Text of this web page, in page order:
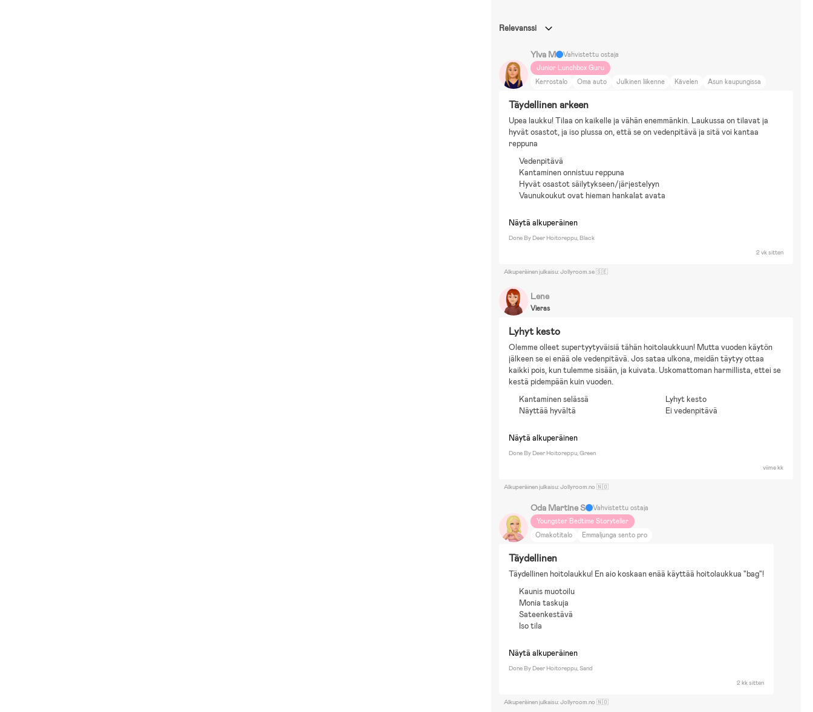
Relevanssi
Ylva M
Vahvistettu ostaja
Junior Lunchbox Guru
Kerrostalo
Oma auto Julkinen liikenne Kävelen
Asun kaupungissa
Täydellinen arkeen
Upea laukku! Tilaa on kaikelle ja vähän enemmänkin. Laukussa on tilavat ja
hyvät osastot, ja iso plussa on, että se on vedenpitävä ja sitä voi kantaa
reppuna
Vedenpitävä
Kantaminen onnistuu reppuna
Hyvät osastot säilytykseen/järjestelyyn
Vaunukoukut ovat hieman hankalat avata
Näytä alkuperäinen
Done By Deer Hoitoreppu, Black
2 vk sitten
Alkuperäinen julkaisu: Jollyroom.se 🇸🇪
Lene
Vieras
Lyhyt kesto
Olemme olleet supertyytyväisiä tähän hoitolaukkuun! Mutta vuoden käytön
jälkeen se ei enää ole vedenpitävä. Jos sataa ulkona, meidän täytyy ottaa
kaikki pois, kun tulemme sisään, ja kuivata. Uskomattoman harmillista, ettei se
kestä pidempään kuin vuoden.
Kantaminen selässä
Näyttää hyvältä
Lyhyt kesto
Ei vedenpitävä
Näytä alkuperäinen
Done By Deer Hoitoreppu, Green
viime kk
Alkuperäinen julkaisu: Jollyroom.no 🇳🇴
Oda Martine S
Vahvistettu ostaja
Youngster Bedtime Storyteller
Omakotitalo
Emmaljunga sento pro
Täydellinen
Täydellinen hoitolaukku! En aio koskaan enää käyttää hoitolaukkua "bag"!
Kaunis muotoilu
Monia taskuja
Sateenkestävä
Iso tila
Näytä alkuperäinen
Done By Deer Hoitoreppu, Sand
2 kk sitten
Alkuperäinen julkaisu: Jollyroom.no 🇳🇴